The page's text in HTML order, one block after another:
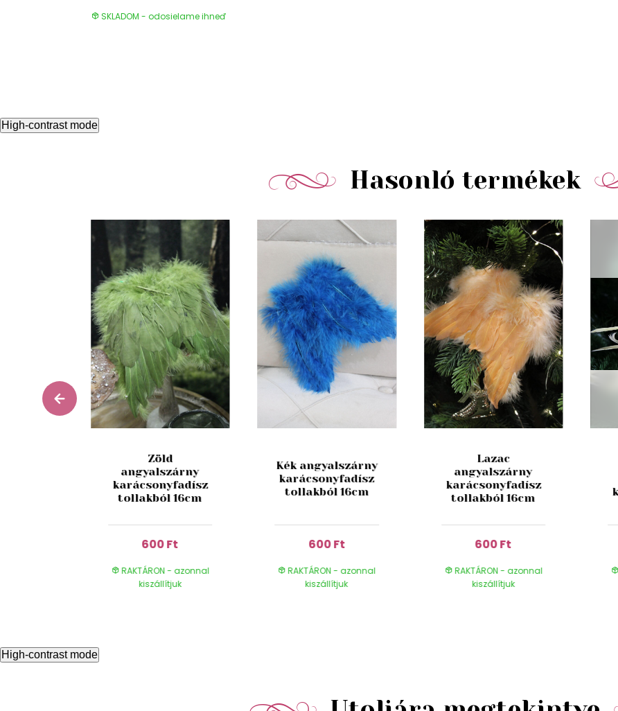
SKLADOM - odosielame ihneď
High-contrast mode
Hasonló termékek
Zöld
angyalszárny
karácsonyfadísz
tollakból 16cm
600 Ft
RAKTÁRON - azonnal
kiszállítjuk
Kék angyalszárny
karácsonyfadísz
tollakból 16cm
600 Ft
RAKTÁRON - azonnal
kiszállítjuk
Lazac
angyalszárny
karácsonyfadísz
tollakból 16cm
600 Ft
RAKTÁRON - azonnal
kiszállítjuk
High-contrast mode